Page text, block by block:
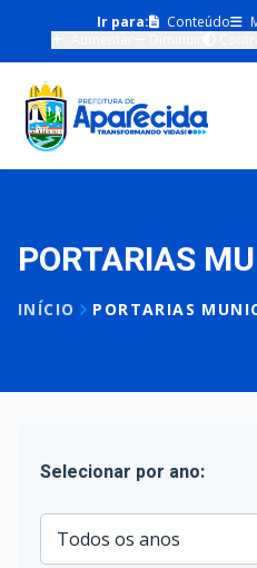
Ir para: Conteúdo
PORTARIAS
INÍCIO PORTARIAS
Selecionar por ano: